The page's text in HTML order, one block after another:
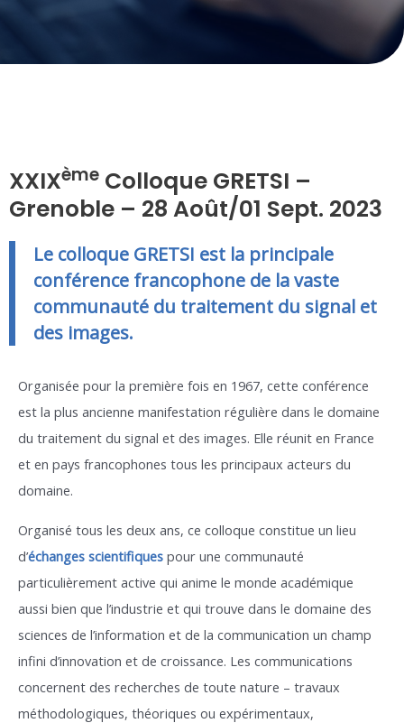
XXIXème Colloque GRETSI –
Grenoble – 28 Août/01 Sept. 2023
Le colloque GRETSI est la principale
conférence francophone de la vaste
communauté du traitement du signal et
des images.
Organisée pour la première fois en 1967, cette conférence
est la plus ancienne manifestation régulière dans le domaine
du traitement du signal et des images. Elle réunit en France
et en pays francophones tous les principaux acteurs du
domaine.
Organisé tous les deux ans, ce colloque constitue un lieu
d’échanges scientifiques pour une communauté
particulièrement active qui anime le monde académique
aussi bien que l’industrie et qui trouve dans le domaine des
sciences de l’information et de la communication un champ
infini d’innovation et de croissance. Les communications
concernent des recherches de toute nature – travaux
méthodologiques, théoriques ou expérimentaux,